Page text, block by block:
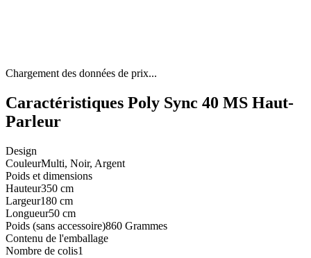
Chargement des données de prix...
Caractéristiques Poly Sync 40 MS Haut-
Parleur
Design
CouleurMulti, Noir, Argent
Poids et dimensions
Hauteur350 cm
Largeur180 cm
Longueur50 cm
Poids (sans accessoire)860 Grammes
Contenu de l'emballage
Nombre de colis1